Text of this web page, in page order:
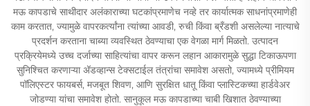
मऊ कापडाचे साथीदार अलंकाराच्या घटकांप्रमाणेच नव्हे तर कार्यात्मक साधनांप्रमाणेही
काम करतात, ज्यामुळे वापरकर्त्यांना त्यांच्या आवडी, रुची किंवा ब्रँडशी असलेल्या नात्याचे
प्रदर्शन करताना चाब्या व्यवस्थित ठेवण्याचा एक वेगळा मार्ग मिळतो. उत्पादन
प्रक्रियेमध्ये उच्च दर्जाच्या साहित्यांचा वापर करून लहान आकारामुळे सुद्धा टिकाऊपणा
सुनिश्चित करणाऱ्या अ‍ॅडव्हान्स टेक्सटाईल तंत्रांचा समावेश असतो, ज्यामध्ये प्रीमियम
पॉलिएस्टर फायबर्स, मजबूत शिवण, आणि सुरक्षित धातू किंवा प्लास्टिकच्या हार्डवेअर
जोडण्या यांचा समावेश होतो. सानुकूल मऊ कापडाच्या चाबी खिशात ठेवण्याच्या